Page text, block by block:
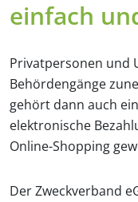
einfach
Privatpersonen und
Behördengänge
gehört dann auch
elektronische
Online-Shopping
Der Zweckverband